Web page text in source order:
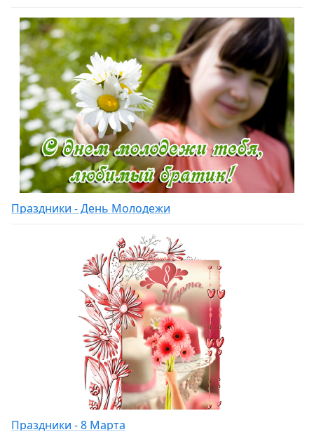
Праздники - День Молодежи
Праздники - 8 Марта